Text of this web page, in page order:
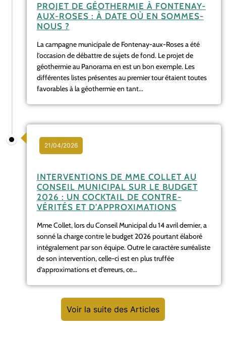
PROJET DE GÉOTHERMIE À FONTENAY-
AUX-ROSES : À DATE OÙ EN SOMMES-
NOUS ?
La campagne municipale de Fontenay-aux-Roses a été
l’occasion de débattre de sujets de fond. Le projet de
géothermie au Panorama en est un bon exemple. Les
différentes listes présentes au premier tour étaient toutes
favorables à la géothermie en tant...
21/04/2026
INTERVENTIONS DE MME COLLET AU
CONSEIL MUNICIPAL SUR LE BUDGET
2026 : UN COCKTAIL DE CONTRE-
VÉRITÉS ET D’APPROXIMATIONS
Mme Collet, lors du Conseil Municipal du 14 avril dernier, a
sonné la charge contre le budget 2026 pourtant élaboré
intégralement par son équipe. Outre le caractère surréaliste
de son intervention, celle-ci est en plus truffée
d’approximations et d’erreurs, ce...
Voir la suite des Articles